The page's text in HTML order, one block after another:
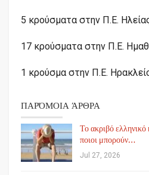
5 κρούσματα στην Π.Ε.
17 κρούσματα στην Π.Ε.
1 κρούσμα στην Π.Ε.
ΠΑΡΌΜΟΙΑ ΆΡΘΡΑ
Το ακριβό
ποιοι μπορούν…
Jul 27, 2026